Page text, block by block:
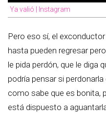
Ya valió | Instagram
Pero eso sí, el
hasta pueden regresar
le pida perdón, que le diga
podría pensar si
como sabe que es bonita,
está dispuesto a